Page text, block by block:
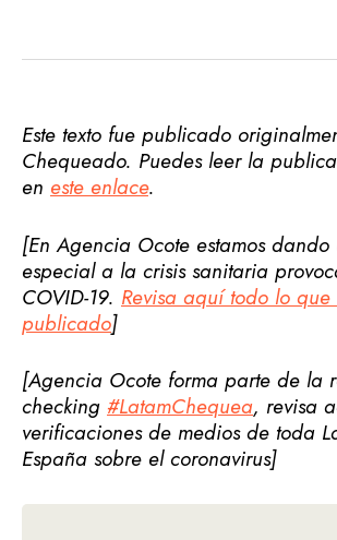
Este texto fue publicado
Chequeado. Puedes leer la
en este enlace.
[En Agencia Ocote estamos
especial a la crisis sanitaria
COVID-19. Revisa aquí todo lo que
publicado]
[Agencia Ocote forma parte de la
checking #LatamChequea, revisa
verificaciones de medios de toda
España sobre el coronavirus]